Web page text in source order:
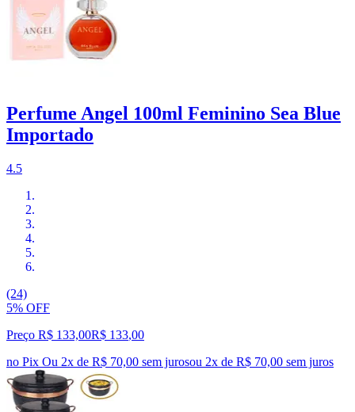
Perfume Angel 100ml Feminino Sea Blue
Importado
4.5
(24)
5% OFF
Preço R$ 133,00R$ 133,00
no Pix Ou 2x de R$ 70,00 sem jurosou 2x de R$ 70,00 sem juros